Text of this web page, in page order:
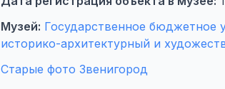
Музей: Государственное бюджетное
историко-архитектурный и
Старые фото Звенигород